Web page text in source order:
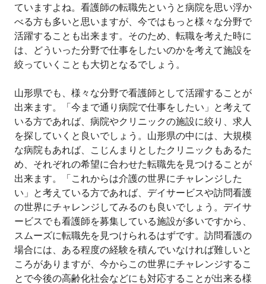
ていますよね。看護師の転職先というと病院を思い浮か
べる方も多いと思いますが、今ではもっと様々な分野で
活躍することも出来ます。そのため、転職を考えた時に
は、どういった分野で仕事をしたいのかを考えて施設を
絞っていくことも大切となるでしょう。
山形県でも、様々な分野で看護師として活躍することが
出来ます。「今まで通り病院で仕事をしたい」と考えて
いる方であれば、病院やクリニックの施設に絞り、求人
を探していくと良いでしょう。山形県の中には、大規模
な病院もあれば、こじんまりとしたクリニックもあるた
め、それぞれの希望に合わせた転職先を見つけることが
出来ます。「これからは介護の世界にチャレンジした
い」と考えている方であれば、デイサービスや訪問看護
の世界にチャレンジしてみるのも良いでしょう。デイサ
ービスでも看護師を募集している施設が多いですから、
スムーズに転職先を見つけられるはずです。訪問看護の
場合には、ある程度の経験を積んでいなければ難しいと
ころがありますが、今からこの世界にチャレンジするこ
とで今後の高齢化社会などにも対応することが出来る様